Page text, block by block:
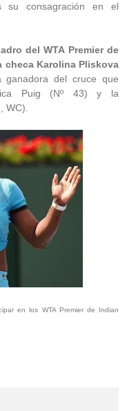
su consagración en el
del WTA Premier de
checa Karolina Pliskova
del cruce que
Puig (Nº 43) y la
WC).
en los WTA Premier de Indian
la nueva campeona del